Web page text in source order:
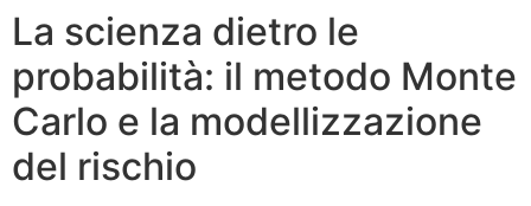
La scienza dietro le
probabilità: il metodo Monte
Carlo e la modellizzazione
del rischio